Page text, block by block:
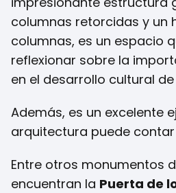
columnas retorcidas y un
columnas, es un espacio
reflexionar sobre la
en el desarrollo cultural
Además, es un excelente
arquitectura puede
Entre otros monumentos
encuentran la Puerta de